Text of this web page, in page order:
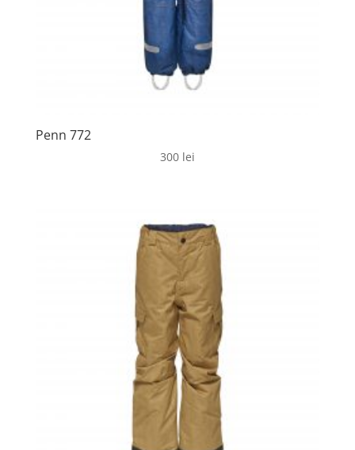
Penn 772
300 lei